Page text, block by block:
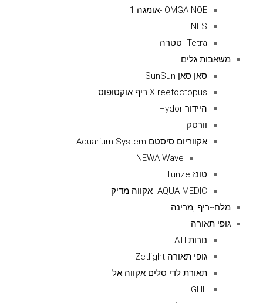
OMGA NOE -אומגה 1
NLS
Tetra -טטרה
משאבות גלים
סאן סאן SunSun
X reefoctopus ריף אוקטופוס
היידור Hydor
וורטק
אקווריום סיסטם Aquarium System
NEWA Wave
טונז Tunze
AQUA MEDIC- אקווה מדיק
מלח--ריף ,מרינה
גופי תאורה
נורות ATI
גופי תאורה Zetlight
תאורת לדי סלים אקווה אל
GHL